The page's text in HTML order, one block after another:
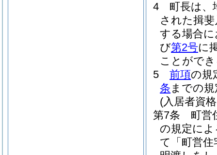
4
町長は、
された揖
する場合
び第2号に
ことがで
5
前項の規
条 までの
(入居者資
第7条
町営
の規定に
て「町営